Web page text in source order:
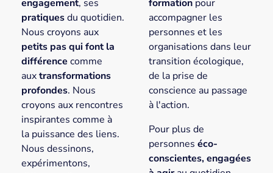
engagement, ses
pratiquesdu quotidien.
Nous croyons aux
petits pas qui font la
différence comme
auxtransformations
profondes. Nous
croyons aux rencontres
inspirantes comme à
la puissance des liens.
Nous dessinons,
expérimentons,
formation pour
accompagner les
personnes et les
organisations dans leur
transition écologique,
de la prise de
conscience au passage
à l'action.
Pour plus de
personnes éco-
conscientes, engagées